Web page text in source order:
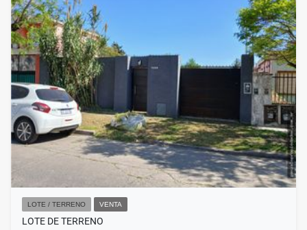
LOTE / TERRENO VENTA
LOTE DE TERRENO